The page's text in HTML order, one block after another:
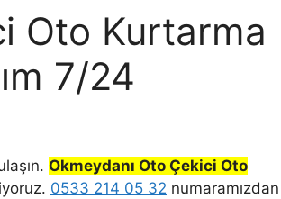
Oto Kurtarma
7/24
Okmeydanı Oto Çekici Oto
0533 214 05 32 numaramızdan